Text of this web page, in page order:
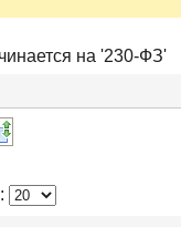
на '230-ФЗ'